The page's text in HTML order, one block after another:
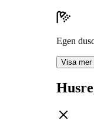
Egen
Visa mer